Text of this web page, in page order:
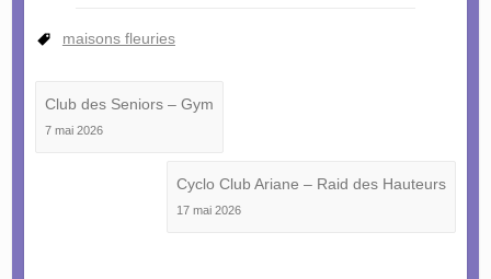
maisons fleuries
Club des Seniors – Gym
7 mai 2026
Cyclo Club Ariane – Raid des Hauteurs
17 mai 2026